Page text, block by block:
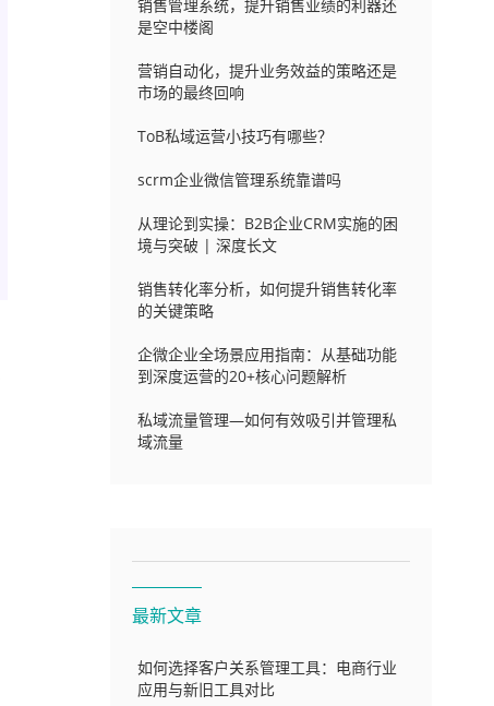
销售管理系统，提升销售业绩的利器还
是空中楼阁
营销自动化，提升业务效益的策略还是
市场的最终回响
ToB私域运营小技巧有哪些？
scrm企业微信管理系统靠谱吗
从理论到实操：B2B企业CRM实施的困
境与突破 | 深度长文
销售转化率分析，如何提升销售转化率
的关键策略
企微企业全场景应用指南：从基础功能
到深度运营的20+核心问题解析
私域流量管理—如何有效吸引并管理私
域流量
最新文章
如何选择客户关系管理工具：电商行业
应用与新旧工具对比